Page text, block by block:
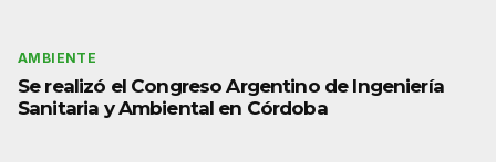
AMBIENTE
Se realizó el Congreso Argentino de Ingeniería
Sanitaria y Ambiental en Córdoba